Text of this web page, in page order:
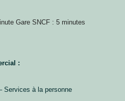
Gare SNCF : 5 minutes
:
Services à la personne